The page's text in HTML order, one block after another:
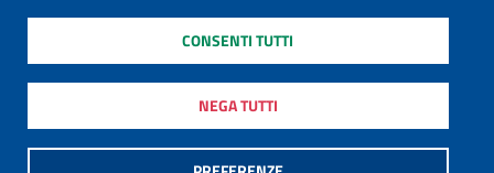
NOTE LEGALI
MAPPA DEL SITO
MODULISTICA
NEGA TUTTI
CONSENTI TUTTI